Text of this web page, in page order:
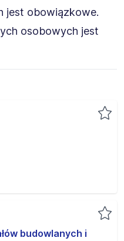
jest obowiązkowe.
osobowych jest
budowlanych i